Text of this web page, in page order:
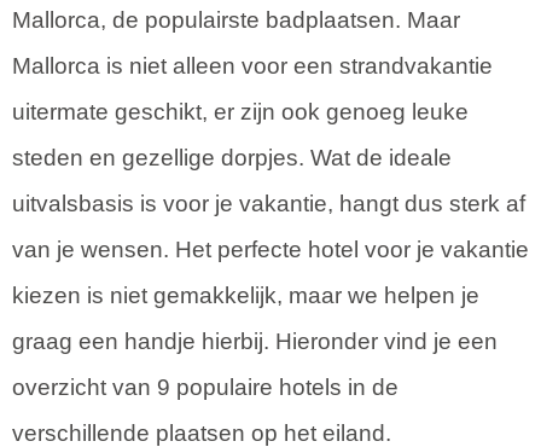
Mallorca, de populairste badplaatsen. Maar
Mallorca is niet alleen voor een strandvakantie
uitermate geschikt, er zijn ook genoeg leuke
steden en gezellige dorpjes. Wat de ideale
uitvalsbasis is voor je vakantie, hangt dus sterk af
van je wensen. Het perfecte hotel voor je vakantie
kiezen is niet gemakkelijk, maar we helpen je
graag een handje hierbij. Hieronder vind je een
overzicht van 9 populaire hotels in de
verschillende plaatsen op het eiland.